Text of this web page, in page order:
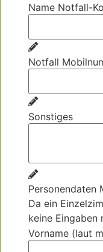
Name Notfall-
Notfall
Sonstiges
Personendaten
Da ein
keine Eingaben
Vorname (laut